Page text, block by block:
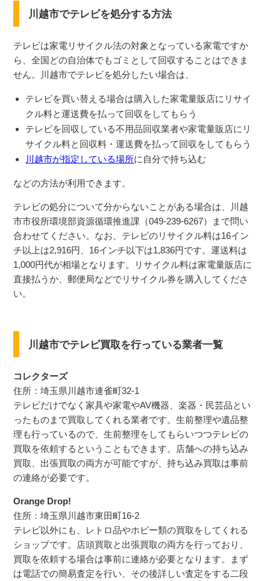
川越市でテレビを処分する方法
テレビは家電リサイクル法の対象となっている家電ですか
ら、全国どの自治体でもゴミとして回収することはできま
せん。川越市でテレビを処分したい場合は、
テレビを買い替える場合は購入した家電量販店にリサイ
クル料と運送費を払って回収をしてもらう
テレビを回収している不用品回収業者や家電量販店にリ
サイクル料と回収料・運送費を払って回収をしてもらう
川越市が指定している場所に自分で持ち込む
などの方法が利用できます。
テレビの処分について分からないことがある場合は、川越
市市役所環境部資源循環推進課（049-239-6267）まで問い
合わせてください。なお、テレビのリサイクル料は16イン
チ以上は2,916円、16インチ以下は1,836円です。運送料は
1,000円代が相場となります。リサイクル料は家電量販店に
直接払うか、郵便局などでリサイクル券を購入してくださ
い。
川越市でテレビ買取を行っている業者一覧
コレクターズ
住所：埼玉県川越市連雀町32-1
テレビだけでなく家具や家電やAV機器、楽器・民芸品とい
ったものまで買取してくれる業者です。生前整理や遺品整
理も行っているので、生前整理をしてもらいつつテレビの
買取を依頼するということもできます。店舗への持ち込み
買取、出張買取の両方が可能ですが、持ち込み買取は事前
の連絡が必要です。
Orange Drop!
住所：埼玉県川越市東田町16-2
テレビ以外にも、レトロ品やホビー類の買取をしてくれる
ショップです。店頭買取と出張買取の両方を行っており、
買取を依頼する場合は事前に連絡が必要となります。まず
は電話での簡易査定を行い、その後詳しい査定をする二段